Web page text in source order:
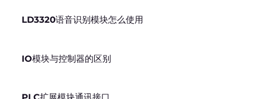
LD3320语音识别模块怎么使用
IO模块与控制器的区别